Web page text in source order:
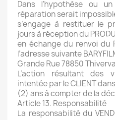
Dans l’hypothèse ou
réparation serait
s’engage à restituer le
jours à réception du
en échange du renvoi du
l’adresse suivante
Grande Rue 78850
L’action résultant des
intentée par le CLIENT
(2) ans à compter de la
Article 13. Responsabilité
La responsabilité du